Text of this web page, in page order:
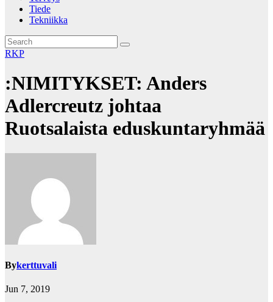
Tiede
Tekniikka
RKP
:NIMITYKSET: Anders
Adlercreutz johtaa
Ruotsalaista eduskuntaryhmää
Bykerttuvali
Jun 7, 2019